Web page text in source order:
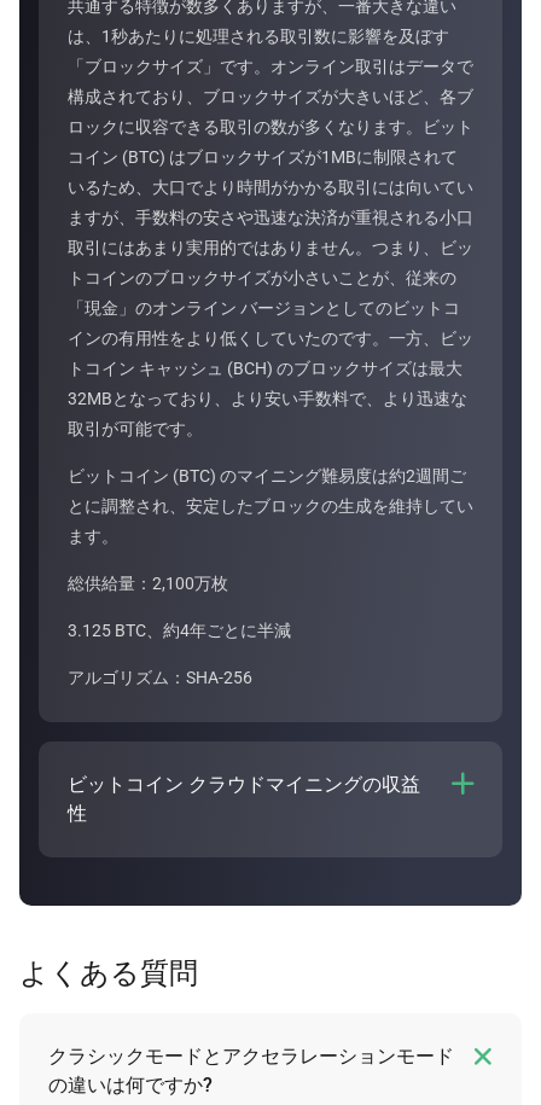
共通する特徴が数多くありますが、一番大きな違い
は、1秒あたりに処理される取引数に影響を及ぼす
「ブロックサイズ」です。オンライン取引はデータで
構成されており、ブロックサイズが大きいほど、各ブ
ロックに収容できる取引の数が多くなります。ビット
コイン (BTC) はブロックサイズが1MBに制限されて
いるため、大口でより時間がかかる取引には向いてい
ますが、手数料の安さや迅速な決済が重視される小口
取引にはあまり実用的ではありません。つまり、ビッ
トコインのブロックサイズが小さいことが、従来の
「現金」のオンライン バージョンとしてのビットコ
インの有用性をより低くしていたのです。一方、ビッ
トコイン キャッシュ (BCH) のブロックサイズは最大
32MBとなっており、より安い手数料で、より迅速な
取引が可能です。
ビットコイン (BTC) のマイニング難易度は約2週間ご
とに調整され、安定したブロックの生成を維持してい
ます。
総供給量：2,100万枚
3.125 BTC、約4年ごとに半減
アルゴリズム：SHA-256
ビットコイン クラウドマイニングの収益
性

グ プランの収益を見積もることが可能です。
よくある質問
クラシックモードとアクセラレーションモード
の違いは何ですか?
